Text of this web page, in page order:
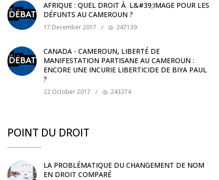
AFRIQUE : QUEL DROIT À L&#39;IMAGE POUR LES
DÉFUNTS AU CAMEROUN ?
17 December 2017 / 247139
CANADA - CAMEROUN, LIBERTÉ DE
MANIFESTATION PARTISANE AU CAMEROUN :
ENCORE UNE INCURIE LIBERTICIDE DE BIYA PAUL
?
22 October 2017 / 243274
POINT DU DROIT
LA PROBLÉMATIQUE DU CHANGEMENT DE NOM
EN DROIT COMPARÉ